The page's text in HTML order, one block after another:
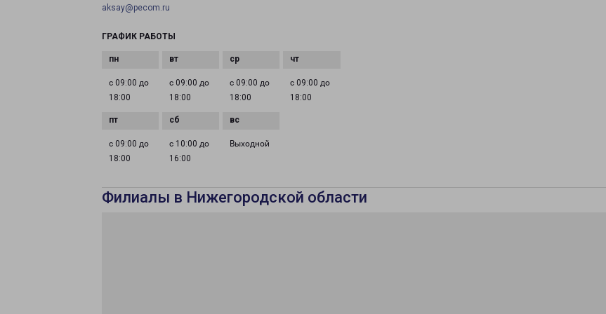
aksay@pecom.ru
ГРАФИК РАБОТЫ
с 09:00 до
18:00
с 09:00 до
18:00
с 09:00 до
18:00
с 09:00 до
18:00
с 09:00 до
18:00
с 10:00 до
16:00
Выходной
Филиалы в Нижегородской области